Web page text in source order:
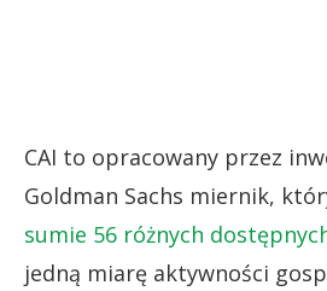
CAI to opracowany przez
Goldman Sachs miernik,
sumie 56 różnych
jedną miarę aktywności